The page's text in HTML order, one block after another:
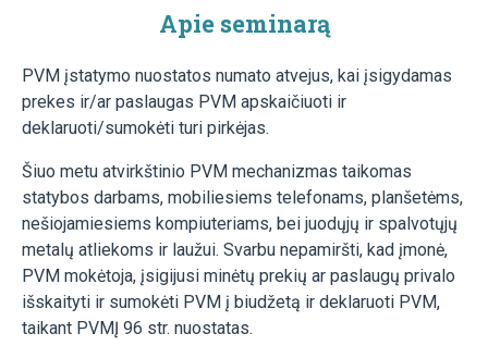
Apie seminarą
PVM įstatymo nuostatos numato atvejus, kai įsigydamas
prekes ir/ar paslaugas PVM apskaičiuoti ir
deklaruoti/sumokėti turi pirkėjas.
Šiuo metu atvirkštinio PVM mechanizmas taikomas
statybos darbams, mobiliesiems telefonams, planšetėms,
nešiojamiesiems kompiuteriams, bei juodųjų ir spalvotųjų
metalų atliekoms ir laužui. Svarbu nepamiršti, kad įmonė,
PVM mokėtoja, įsigijusi minėtų prekių ar paslaugų privalo
išskaityti ir sumokėti PVM į biudžetą ir deklaruoti PVM,
taikant PVMĮ 96 str. nuostatas.